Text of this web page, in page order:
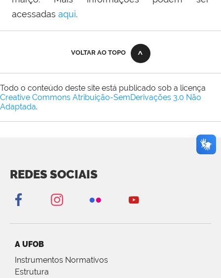
acessadas aqui.
VOLTAR AO TOPO
Todo o conteúdo deste site está publicado sob a licença
Creative Commons Atribuição-SemDerivações 3.0 Não
Adaptada.
REDES SOCIAIS
A UFOB
Instrumentos Normativos
Estrutura